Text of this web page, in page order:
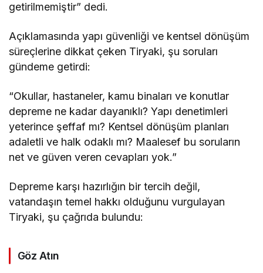
getirilmemiştir” dedi.
Açıklamasında yapı güvenliği ve kentsel dönüşüm
süreçlerine dikkat çeken Tiryaki, şu soruları
gündeme getirdi:
“Okullar, hastaneler, kamu binaları ve konutlar
depreme ne kadar dayanıklı? Yapı denetimleri
yeterince şeffaf mı? Kentsel dönüşüm planları
adaletli ve halk odaklı mı? Maalesef bu soruların
net ve güven veren cevapları yok.”
Depreme karşı hazırlığın bir tercih değil,
vatandaşın temel hakkı olduğunu vurgulayan
Tiryaki, şu çağrıda bulundu:
Göz Atın